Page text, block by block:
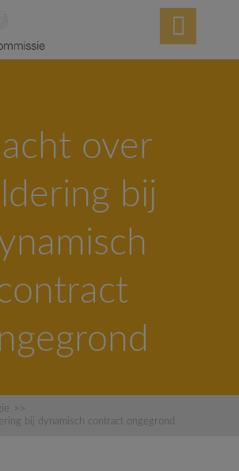

over
bij
>>
bij dynamisch contract ongegrond